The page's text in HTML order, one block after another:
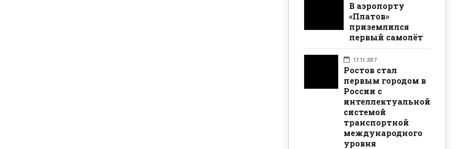
В аэропорту
«Платов»
приземлился
первый самолёт
17.11.2017
Ростов стал
первым городом в
России с
интеллектуальной
системой
транспортной
международного
уровня